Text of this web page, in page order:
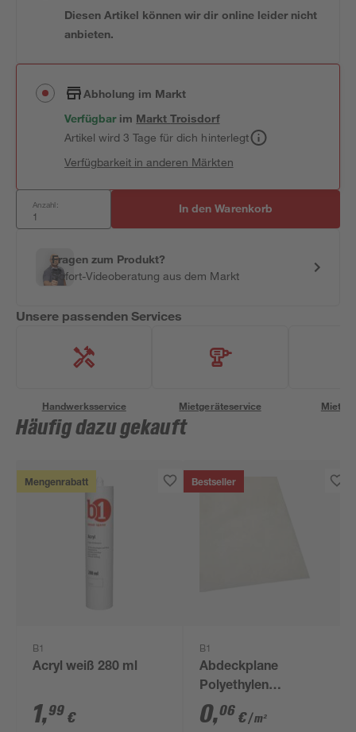
Diesen Artikel können wir dir online leider nicht
anbieten.
Abholung im Markt
Verfügbar im MarktTroisdorf
Artikel wird 3 Tage für dich hinterlegt
Verfügbarkeit in anderen Märkten
Anzahl: In den Warenkorb
Fragen zum Produkt?
Sofort-Videoberatung aus dem Markt
Unsere passenden Services
Handwerksservice Mietgeräteservice
Häufig dazu gekauft
Mengenrabatt
B1
Acryl weiß 280 ml
1,99 €
Bestseller
B1
Abdeckplane
Polyethylen
transparent 4 x 5 m
0,06 €/ m²